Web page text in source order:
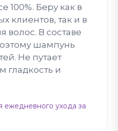
100%. Беру как в
клиентов, так и в
волос. В составе
шампунь
Не путает
гладкость и
ухода за